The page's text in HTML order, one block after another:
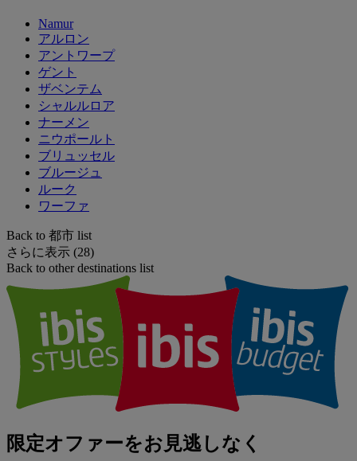
Namur
アルロン
アントワープ
ゲント
ザベンテム
シャルルロア
ナーメン
ニウポールト
ブリュッセル
ブルージュ
ルーク
ワーファ
Back to 都市 list
さらに表示 (28)
Back to other destinations list
限定オファーをお見逃しなく